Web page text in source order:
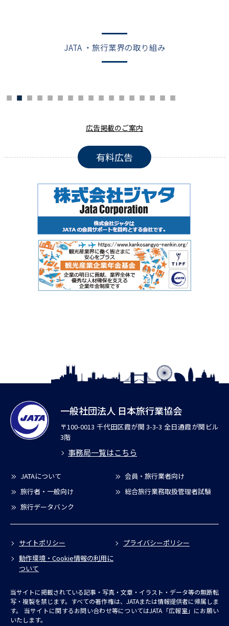
JATA ・旅行業界の取り組み
広告掲載のご案内
有料広告
一般社団法人 日本旅行業協会
〒100-0013 千代田区霞が関 3-3-3 全日通霞が関ビル
3階
事務局一覧はこちら
JATAについて
会員・旅行業者向け
旅行者・一般向け
総合旅行業務取扱管理者試験
旅行データバンク
サイトポリシー
プライバシーポリシー
動作環境・Cookie情報の利用に
ついて
当サイトに掲載されている記事・写真・文章・イラスト・データ等の無断転
写・複製を禁じます。すべての著作権は、JATAまたは情報提供者に帰属しま
す。
当サイトに関するお問い合わせ等についてはJATA「広報室」にお願い
いたします。